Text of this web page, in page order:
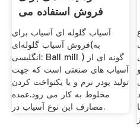
فروش استفاده می
شود
آسیاب گلوله ای آسیاب برای
فروش آسیاب گلوله‌ای(به
انگلیسی: Ball mill ) گونه ای از
آسیاب های صنعتی است که جهت
تولید پودر نرم و یا یکنواخت کردن
مخلوط به کار می رود.عمده
مصارف این نوع آسیاب در.